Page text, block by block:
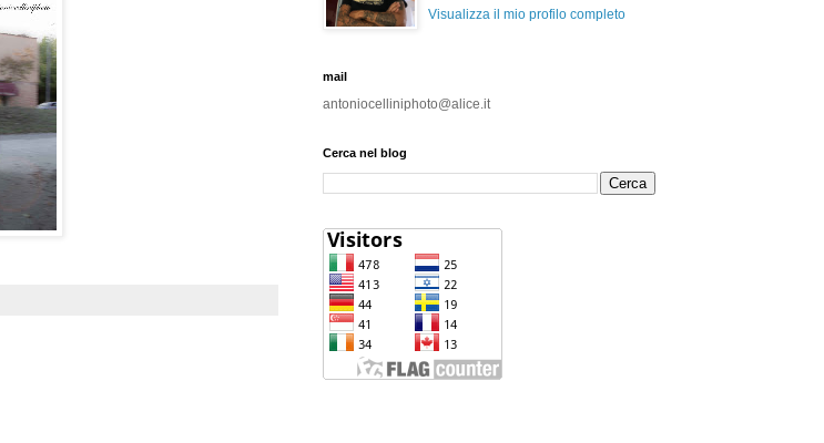
Visualizza il mio profilo completo
mail
antoniocelliniphoto@alice.it
Cerca nel blog